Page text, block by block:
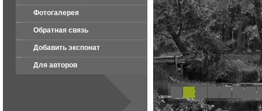
Фотогалерея
Обратная связь
Добавить экспонат
Для авторов